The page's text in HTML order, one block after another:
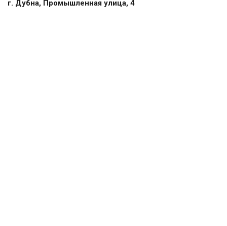
г. Дубна, Промышленная улица, 4